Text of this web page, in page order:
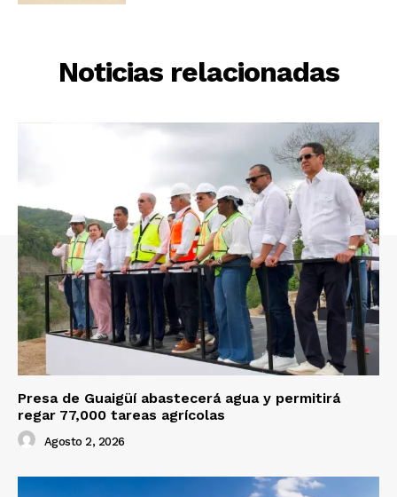
Noticias relacionadas
Presa de Guaigüí abastecerá agua y permitirá
regar 77,000 tareas agrícolas
Agosto 2, 2026